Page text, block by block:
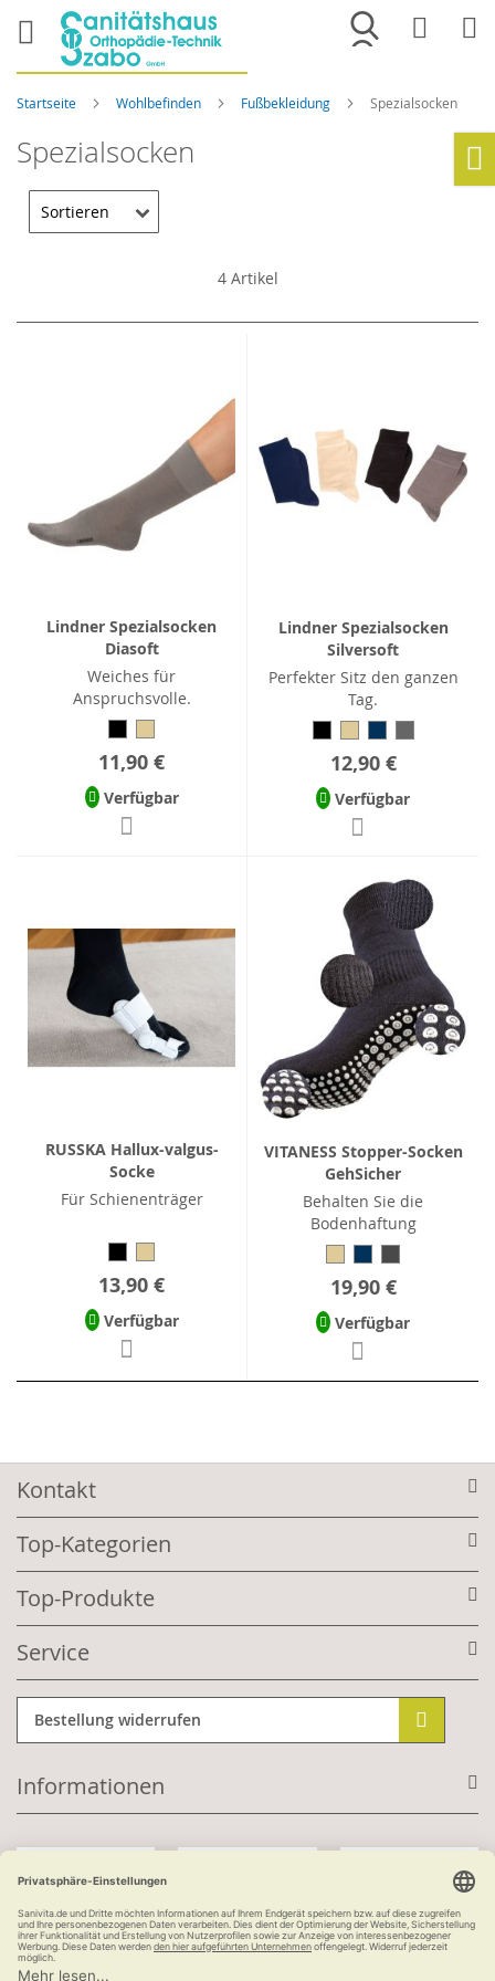
Merkliste
Startseite Wohlbefinden Fußbekleidung Spezialsocken
Spezialsocken
4Artikel
Lindner Spezialsocken
Diasoft
Weiches für
Anspruchsvolle.
11,90 €
Verfügbar
Lindner Spezialsocken
Silversoft
Perfekter Sitz den ganzen
Tag.
12,90 €
Verfügbar
RUSSKA Hallux-valgus-
Socke
Für Schienenträger
13,90 €
Verfügbar
VITANESS Stopper-Socken
GehSicher
Behalten Sie die
Bodenhaftung
19,90 €
Verfügbar
Kontakt
Top-Kategorien
Top-Produkte
Service
Bestellung widerrufen
Informationen